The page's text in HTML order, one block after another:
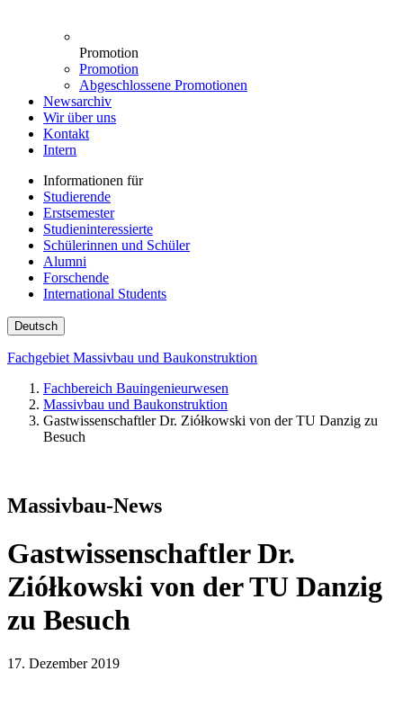
Promotion
Promotion
Abgeschlossene Promotionen
Newsarchiv
Wir über uns
Kontakt
Intern
Informationen für
Studierende
Erstsemester
Studieninteressierte
Schülerinnen und Schüler
Alumni
Forschende
International Students
Deutsch
Fachgebiet Massivbau und Baukonstruktion
Fachbereich Bauingenieurwesen
Massivbau und Baukonstruktion
Gastwissenschaftler Dr. Ziółkowski von der TU Danzig zu
Besuch
Massivbau-News
Gastwissenschaftler Dr.
Ziółkowski von der TU Danzig
zu Besuch
17. Dezember 2019